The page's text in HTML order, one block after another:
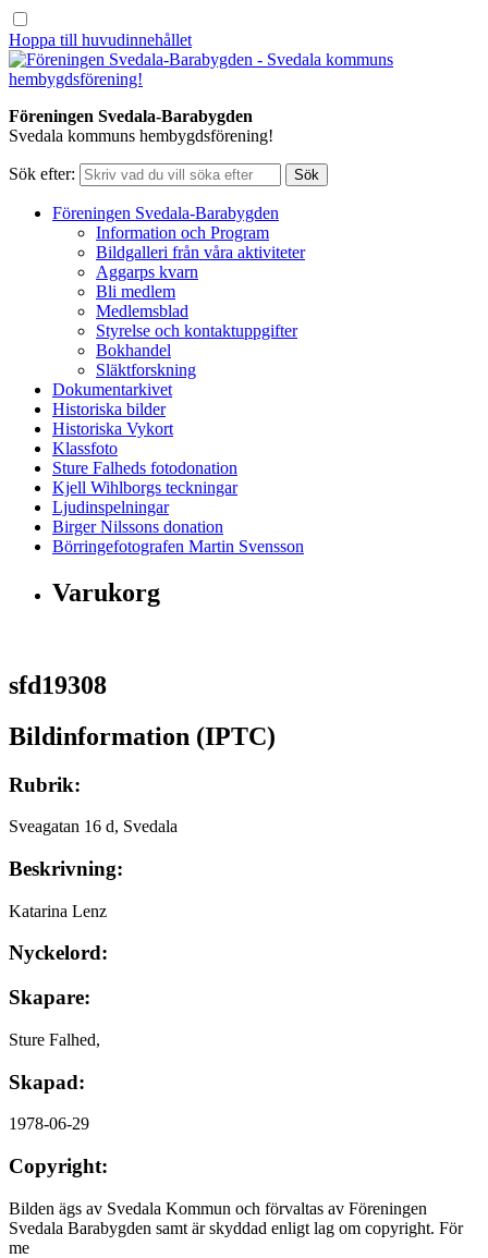
Hoppa till huvudinnehållet
Föreningen Svedala-Barabygden
Svedala kommuns hembygdsförening!
Sök efter:
Föreningen Svedala-Barabygden
Information och Program
Bildgalleri från våra aktiviteter
Aggarps kvarn
Bli medlem
Medlemsblad
Styrelse och kontaktuppgifter
Bokhandel
Släktforskning
Dokumentarkivet
Historiska bilder
Historiska Vykort
Klassfoto
Sture Falheds fotodonation
Kjell Wihlborgs teckningar
Ljudinspelningar
Birger Nilssons donation
Börringefotografen Martin Svensson
Varukorg
sfd19308
Bildinformation (IPTC)
Rubrik:
Sveagatan 16 d, Svedala
Beskrivning:
Katarina Lenz
Nyckelord:
Skapare:
Sture Falhed,
Skapad:
1978-06-29
Copyright:
Bilden ägs av Svedala Kommun och förvaltas av Föreningen
Svedala Barabygden samt är skyddad enligt lag om copyright. För
me